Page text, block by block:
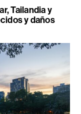
Tailandia y
y daños